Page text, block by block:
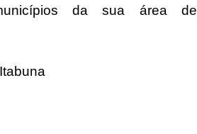
da sua área de